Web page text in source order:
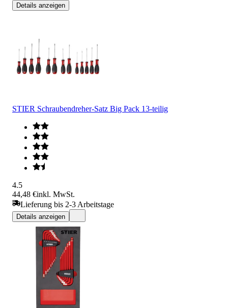
Details anzeigen
STIER Schraubendreher-Satz Big Pack 13-teilig
4.5
44,48 €inkl. MwSt.
Lieferung bis 2-3 Arbeitstage
Details anzeigen